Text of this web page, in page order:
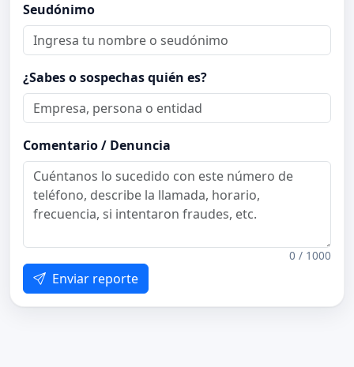
Seudónimo
¿Sabes o sospechas quién es?
Comentario / Denuncia
0 / 1000
Enviar reporte